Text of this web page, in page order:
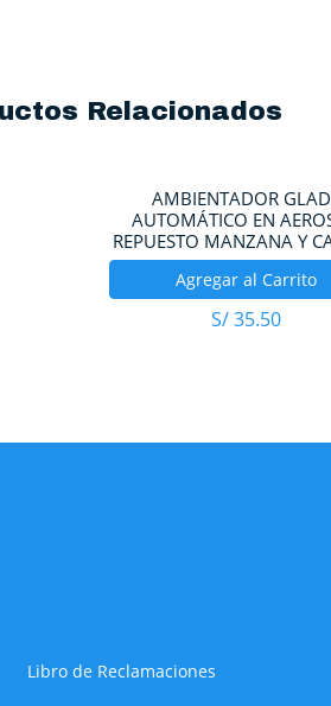
Relacionados
AMBIENTADOR
AUTOMÁTICO EN
REPUESTO MANZANA Y
Agregar al Carrito
S/35.50
Libro de Reclamaciones